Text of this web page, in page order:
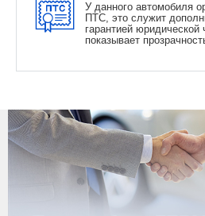
У данного автомобиля
ПТС, это служит
гарантией юридической
показывает